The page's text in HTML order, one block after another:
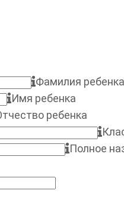
Фамилия ребенка
Имя ребенка
ребенка
Полное